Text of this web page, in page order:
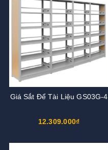
Giá Sắt Để Tài Liệu GS03G-4
12.309.000₫